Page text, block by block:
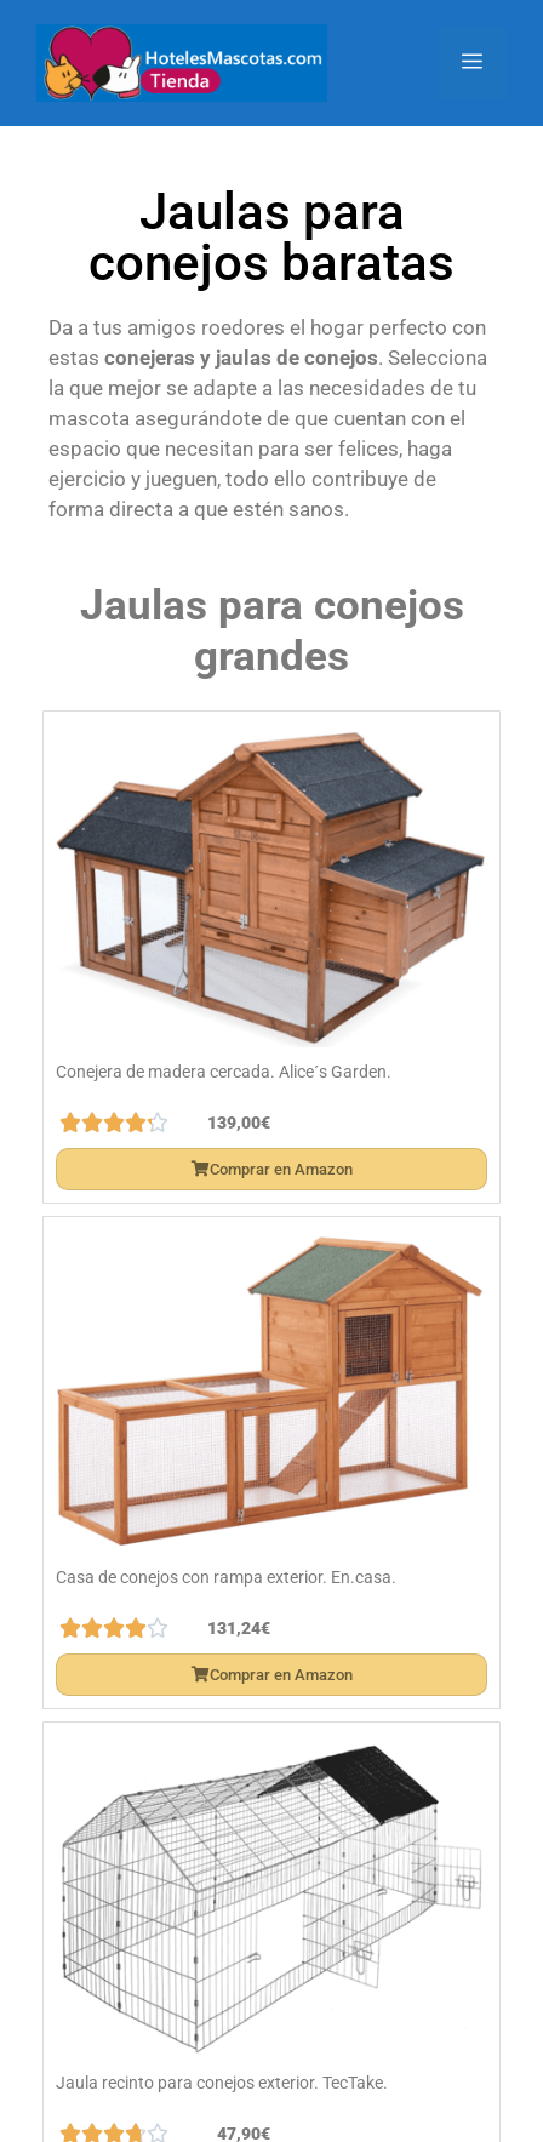
Jaulas para
conejos baratas
Da a tus amigos roedores el hogar perfecto con
estas conejeras y jaulas de conejos. Selecciona
la que mejor se adapte a las necesidades de tu
mascota asegurándote de que cuentan con el
espacio que necesitan para ser felices, haga
ejercicio y jueguen, todo ello contribuye de
forma directa a que estén sanos.
Jaulas para conejos
grandes
Conejera de madera cercada. Alice´s Garden.
 139,00€
Comprar en Amazon
Casa de conejos con rampa exterior. En.casa.
 131,24€
Comprar en Amazon
Jaula recinto para conejos exterior. TecTake.
 47,90€